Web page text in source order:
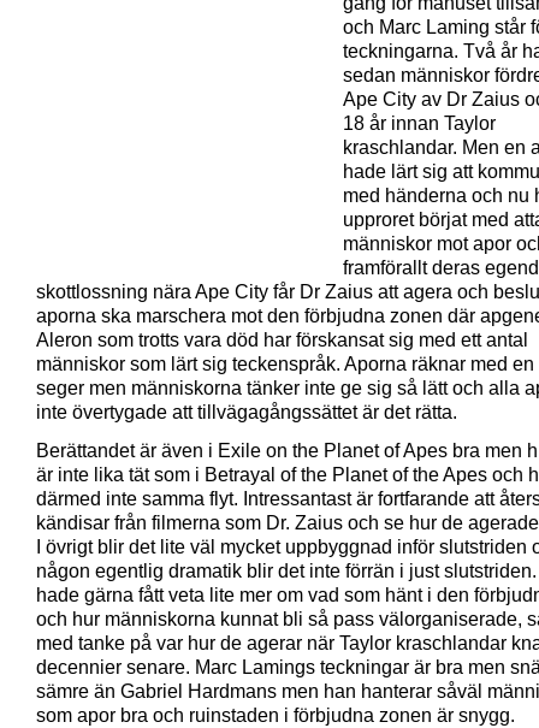
och Marc Laming står
teckningarna. Två år
sedan människor
Ape City av Dr Zaius
18 år innan Taylor
kraschlandar. Men en
hade lärt sig att
med händerna och nu
upproret börjat med
människor mot apor
framförallt deras
skottlossning nära Ape City får Dr Zaius att agera och
aporna ska marschera mot den förbjudna zonen där
Aleron som trotts vara död har förskansat sig med ett antal
människor som lärt sig teckenspråk. Aporna räknar med en
seger men människorna tänker inte ge sig så lätt och alla
inte övertygade att tillvägagångssättet är det rätta.
Berättandet är även i Exile on the Planet of Apes bra men
är inte lika tät som i Betrayal of the Planet of the Apes och
därmed inte samma flyt. Intressantast är fortfarande att
kändisar från filmerna som Dr. Zaius och se hur de
I övrigt blir det lite väl mycket uppbyggnad inför slutstriden
någon egentlig dramatik blir det inte förrän i just
hade gärna fått veta lite mer om vad som hänt i den
och hur människorna kunnat bli så pass välorganiserade,
med tanke på var hur de agerar när Taylor kraschlandar
decennier senare. Marc Lamings teckningar är bra men
sämre än Gabriel Hardmans men han hanterar såväl
som apor bra och ruinstaden i förbjudna zonen är snygg.